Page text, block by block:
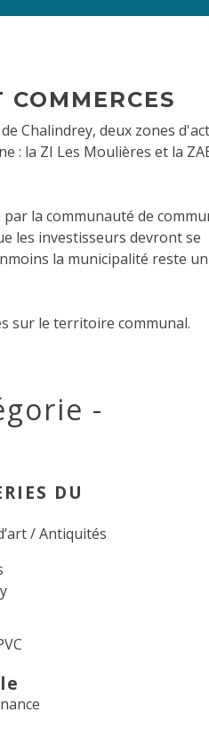
COMMERCES
Chalindrey, deux zones
: la ZI Les Moulières et la
la communauté de
les investisseurs devront se
la municipalité reste un
sur le territoire communal.
-
DU
/ Antiquités